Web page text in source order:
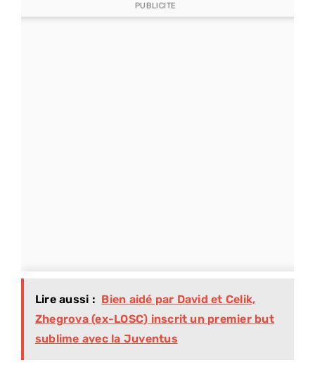
PUBLICITE
Lire aussi : Bien aidé par David et Celik,
Zhegrova (ex-LOSC) inscrit un premier but
sublime avec la Juventus